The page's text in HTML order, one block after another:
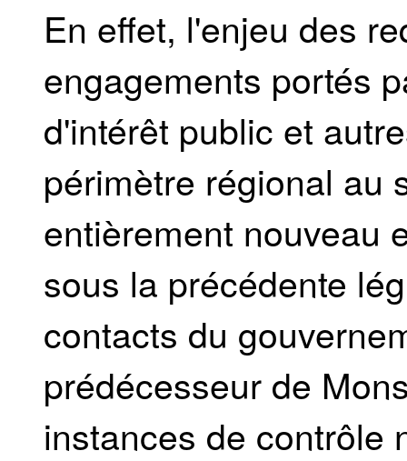
En effet, l'enjeu des
engagements portés
d'intérêt public et
périmètre régional au
entièrement nouveau
sous la précédente
contacts du
prédécesseur de
instances de contrôle